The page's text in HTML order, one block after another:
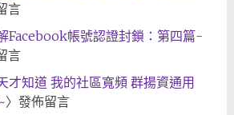
言
Facebook帳號認證封鎖：第四篇-
言
才知道 我的社區寬頻 群揚資通用
〉發佈留言